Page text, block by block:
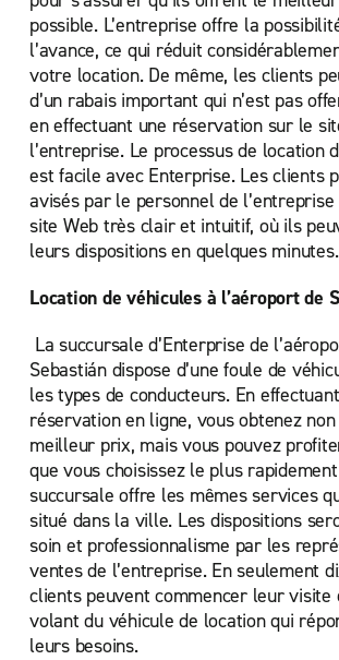
possible. L’entreprise offre la
l’avance, ce qui réduit
votre location. De même, les clients
d’un rabais important qui n’est pas
en effectuant une réservation sur le
l’entreprise. Le processus de location
est facile avec Enterprise. Les clients
avisés par le personnel de
site Web très clair et intuitif, où ils
leurs dispositions en quelques minutes.
Location de véhicules à l’aéroport de
La succursale d’Enterprise de
Sebastián dispose d’une foule de
les types de conducteurs. En
réservation en ligne, vous obtenez
meilleur prix, mais vous pouvez
que vous choisissez le plus
succursale offre les mêmes services
situé dans la ville. Les dispositions
soin et professionnalisme par les
ventes de l’entreprise. En seulement
clients peuvent commencer leur visite
volant du véhicule de location qui
leurs besoins.